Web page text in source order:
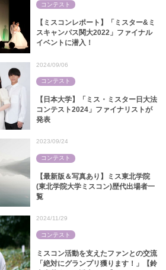
【ミスコンレポート】「ミスター&ミ
スキャンパス関大2022」ファイナル
イベントに潜入！
コンテスト
【日本大学】「ミス・ミスター日大法
コンテスト2024」ファイナリストが
発表
2024/09/06
コンテスト
【最新版＆写真あり】ミス東北学院
(東北学院大学ミスコン)歴代出場者一
覧
2023/09/24
コンテスト
ミスコン活動を支えたファンとの交流
「絶対にグランプリ獲ります！」【鈴
2024/11/29
コンテスト